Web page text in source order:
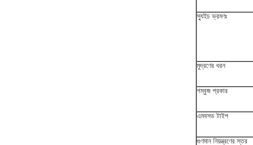
স্যুইচ ভ্রমণঃ
মুদ্রণের ধরন
গম্বুজ প্রকার
এমবসড টাইপ
গুণমান নিয়ন্ত্রণের স্তর